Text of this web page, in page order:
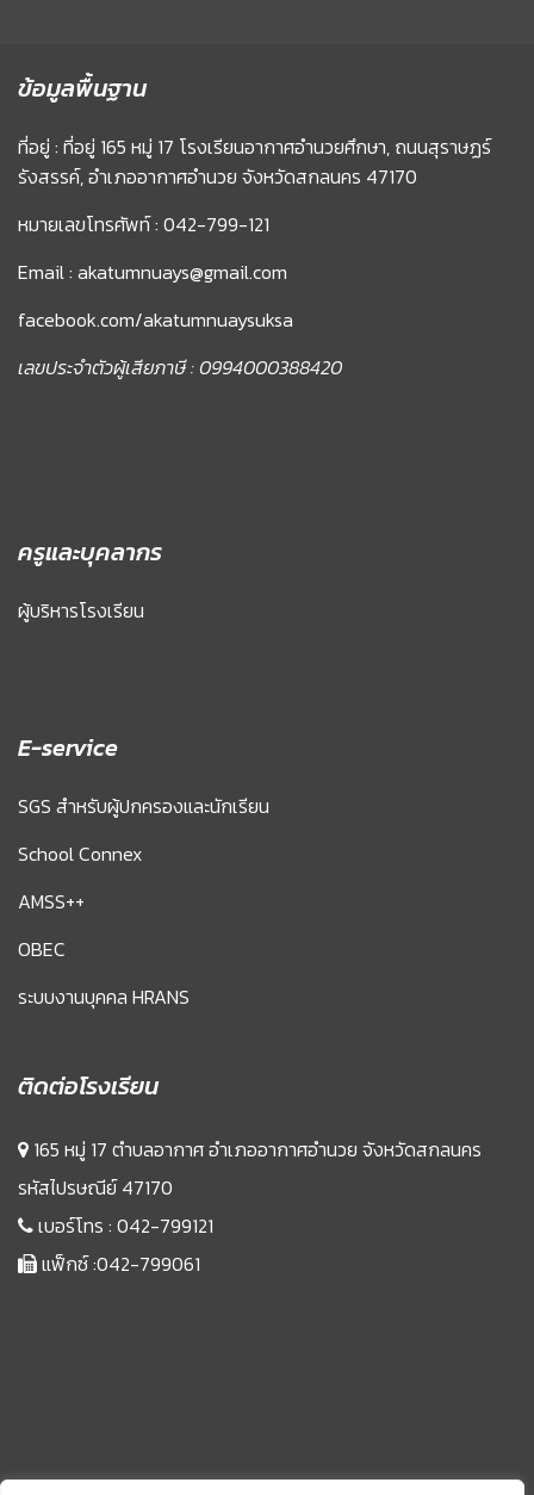
ข้อมูลพื้นฐาน
ที่อยู่ : ที่อยู่ 165 หมู่ 17 โรงเรียนอากาศอำนวยศึกษา, ถนนสุราษฏร์
รังสรรค์, อำเภออากาศอำนวย จังหวัดสกลนคร 47170
หมายเลขโทรศัพท์ : 042-799-121
Email : akatumnuays@gmail.com
facebook.com/akatumnuaysuksa
เลขประจำตัวผู้เสียภาษี : 0994000388420
ครูและบุคลากร
ผู้บริหารโรงเรียน
E-service
SGS สำหรับผู้ปกครองและนักเรียน
School Connex
AMSS++
OBEC
ระบบงานบุคคล HRANS
ติดต่อโรงเรียน
165 หมู่ 17 ตำบลอากาศ อำเภออากาศอำนวย จังหวัดสกลนคร
รหัสไปรษณีย์ 47170
เบอร์โทร : 042-799121
แฟ็กซ์ :042-799061